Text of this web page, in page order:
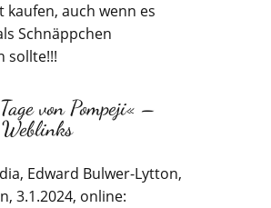
kaufen, auch wenn es
Schnäppchen
sollte!!!
von Pompeji« –
Edward Bulwer-Lytton,
3.1.2024, online: